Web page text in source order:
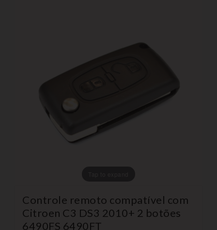
Controle remoto compatível com
Citroen C3 DS3 2010+ 2 botões
6490FS 6490FT